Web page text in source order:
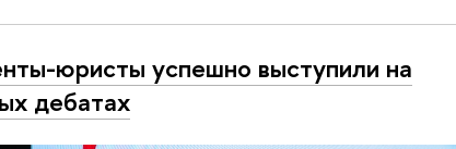
юристы успешно выступили на
дебатах